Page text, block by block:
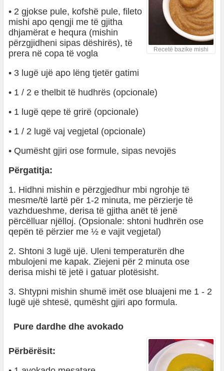
Recetë bazike mishi
• 2 gjokse pule, kofshë pule, fileto
mishi apo qengji me të gjitha
dhjamërat e hequra (mishin
përzgjidheni sipas dëshirës), të
prera në copa të vogla
• 3 lugë ujë apo lëng tjetër gatimi
• 1 / 2 e thelbit të hudhrës (opcionale)
• 1 lugë qepe të grirë (opcionale)
• 1 / 2 lugë vaj vegjetal (opcionale)
• Qumësht gjiri ose formule, sipas nevojës
Përgatitja:
1. Hidhni mishin e përzgjedhur mbi ngrohje të
mesme/të lartë për 1-2 minuta, me përzierje të
vazhdueshme, derisa të gjitha anët të jenë
përcëlluar njëlloj. (Opsionale: shtoni hudhrën ose
qepën të përzier me ½ e vajit vegjetal)
2. Shtoni 3 lugë ujë. Uleni temperaturën dhe
mbulojeni me kapak. Ziejeni për 2 minuta ose
derisa mishi të jetë i gatuar plotësisht.
3. Shtypni mishin shumë imët ose bluajeni me 1 - 2
lugë ujë shtesë, qumësht gjiri apo formula.
Pure dardhe dhe avokado
Përbërësit: